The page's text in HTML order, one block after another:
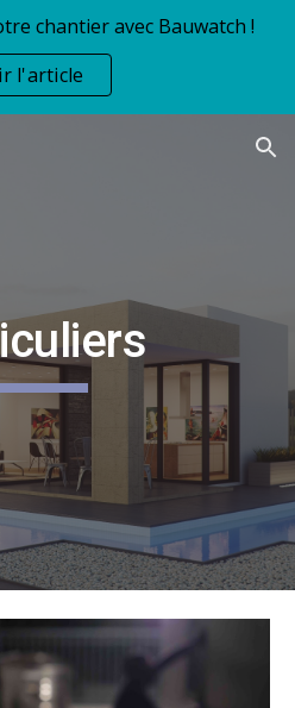
chantier avec Bauwatch !
l'article